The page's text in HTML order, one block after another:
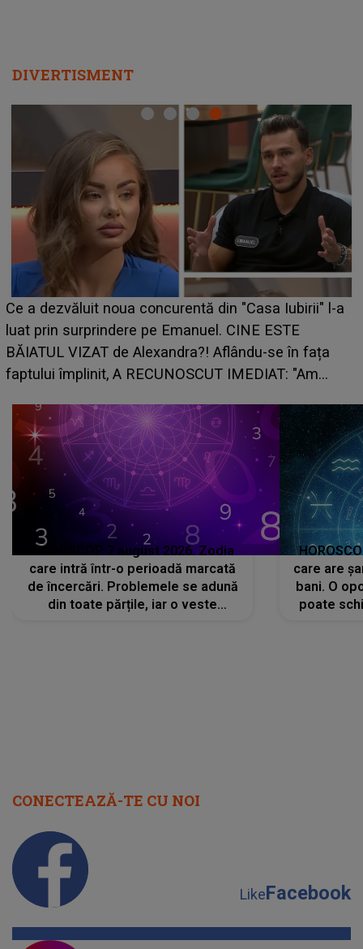
DIVERTISMENT
HOROSCOP de weekend, 8-9 august 2026. Zodia
care riscă să rămână fără bani. O decizie luată în
grabă îi aduce pierderi semnificative și îi dă toate
planurile peste cap
HOROSCOP 7 august 2026. Zodia
care intră într-o perioadă marcată
de încercări. Problemele se adună
din toate părțile, iar o veste
care are
bani. O
poate
CONECTEAZĂ-TE CU NOI
LikeFacebook